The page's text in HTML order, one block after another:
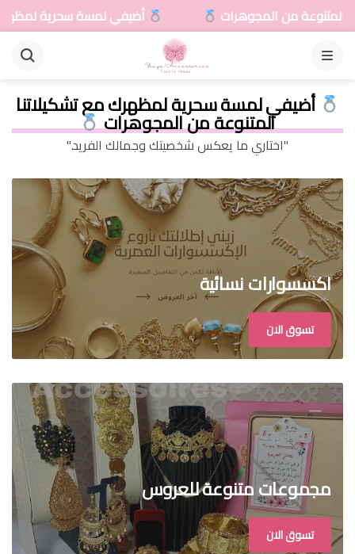
لمسة سحرية لمظهرك مع تشكيلاتنا المتنوعة من المجوهرات
القائمة
أضيفي لمسة سحرية لمظهرك مع تشكيلاتنا
المتنوعة من المجوهرات
"اختاري ما يعكس شخصيتك وجمالك الفريد."
اكسسوارات نسائية
تسوق الان
مجموعات متنوعة للعروس
تسوق الان